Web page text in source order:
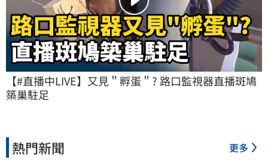
【#直播中LIVE】又見＂孵蛋＂? 路口監視器直播斑鳩
築巢駐足
熱門新聞 更多